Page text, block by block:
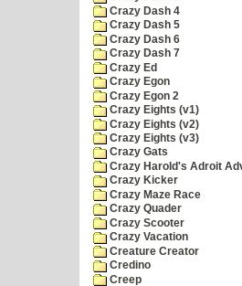
Crazy Dash 4
Crazy Dash 5
Crazy Dash 6
Crazy Dash 7
Crazy Ed
Crazy Egon
Crazy Egon 2
Crazy Eights (v1)
Crazy Eights (v2)
Crazy Eights (v3)
Crazy Gats
Crazy Harold's Adroit
Crazy Kicker
Crazy Maze Race
Crazy Quader
Crazy Scooter
Crazy Vacation
Creature Creator
Credino
Creep